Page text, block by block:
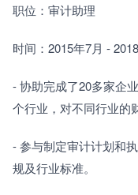
职位：审计助理
时间：2015年7月 -
- 协助完成了20多家企
个行业，对不同行业的
- 参与制定审计计划和
规及行业标准。